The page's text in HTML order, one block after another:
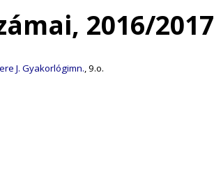
2016/2017
J. Gyakorlógimn., 9.o.